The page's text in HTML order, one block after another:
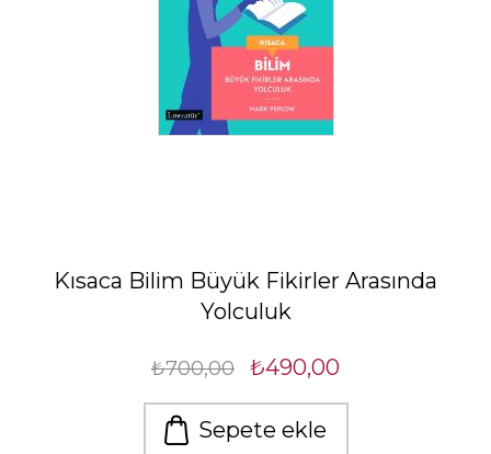
Kısaca Bilim Büyük Fikirler Arasında
Yolculuk
₺700,00 ₺490,00
Sepete ekle